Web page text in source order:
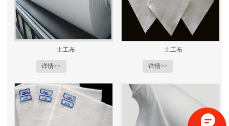
土工布
详情>>
土工布
详情>>